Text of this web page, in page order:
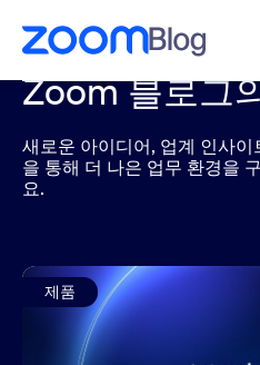
으로 건너뛰기
팅으로 건너뛰기
Zoom 블로그
새로운 아이디어, 업계 인사
을 통해 더 나은 업무 환경을
요.
제품